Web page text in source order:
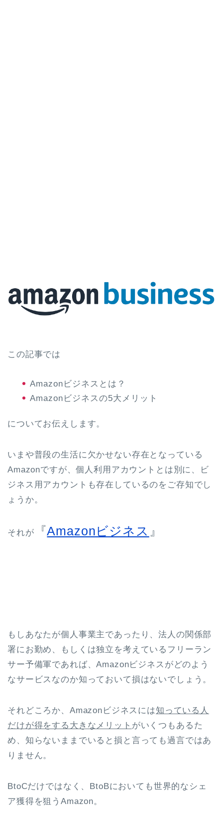
この記事では
Amazonビジネスとは？
Amazonビジネスの5大メリット
についてお伝えします。
いまや普段の生活に欠かせない存在となっている
Amazonですが、個人利用アカウントとは別に、ビ
ジネス用アカウントも存在しているのをご存知でし
ょうか。
それが 『Amazonビジネス 』
もしあなたが個人事業主であったり、法人の関係部
署にお勤め、もしくは独立を考えているフリーラン
サー予備軍であれば、Amazonビジネスがどのよう
なサービスなのか知っておいて損はないでしょう。
それどころか、Amazonビジネスには知っている人
だけが得をする大きなメリット がいくつもあるた
め、知らないままでいると損と言っても過言ではあ
りません。
BtoCだけではなく、BtoBにおいても世界的なシェ
ア獲得を狙うAmazon。